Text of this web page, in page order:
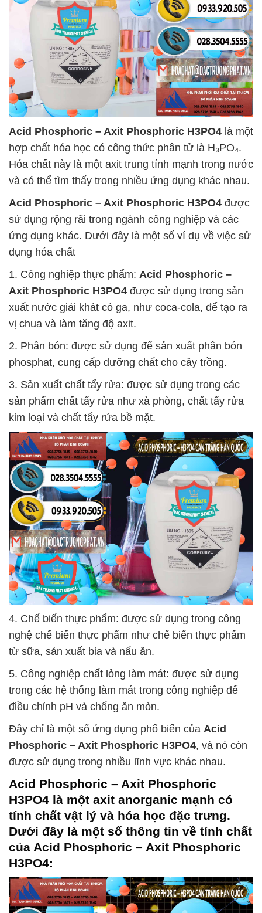
Acid Phosphoric – Axit Phosphoric H3PO4 là một
hợp chất hóa học có công thức phân tử là H₃PO₄.
Hóa chất này là một axit trung tính mạnh trong nước
và có thể tìm thấy trong nhiều ứng dụng khác nhau.
Acid Phosphoric – Axit Phosphoric H3PO4 được
sử dụng rộng rãi trong ngành công nghiệp và các
ứng dụng khác. Dưới đây là một số ví dụ về việc sử
dụng hóa chất
1. Công nghiệp thực phẩm: Acid Phosphoric –
Axit Phosphoric H3PO4 được sử dụng trong sản
xuất nước giải khát có ga, như coca-cola, để tạo ra
vị chua và làm tăng độ axit.
2. Phân bón: được sử dụng để sản xuất phân bón
phosphat, cung cấp dưỡng chất cho cây trồng.
3. Sản xuất chất tẩy rửa: được sử dụng trong các
sản phẩm chất tẩy rửa như xà phòng, chất tẩy rửa
kim loại và chất tẩy rửa bề mặt.
4. Chế biến thực phẩm: được sử dụng trong công
nghệ chế biến thực phẩm như chế biến thực phẩm
từ sữa, sản xuất bia và nấu ăn.
5. Công nghiệp chất lỏng làm mát: được sử dụng
trong các hệ thống làm mát trong công nghiệp để
điều chỉnh pH và chống ăn mòn.
Đây chỉ là một số ứng dụng phổ biến của Acid
Phosphoric – Axit Phosphoric H3PO4, và nó còn
được sử dụng trong nhiều lĩnh vực khác nhau.
Acid Phosphoric – Axit Phosphoric
H3PO4 là một axit anorganic mạnh có
tính chất vật lý và hóa học đặc trưng.
Dưới đây là một số thông tin về tính chất
của Acid Phosphoric – Axit Phosphoric
H3PO4: